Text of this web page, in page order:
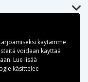
käytämme
voidaan käyttää
Lue lisää
käsittelee